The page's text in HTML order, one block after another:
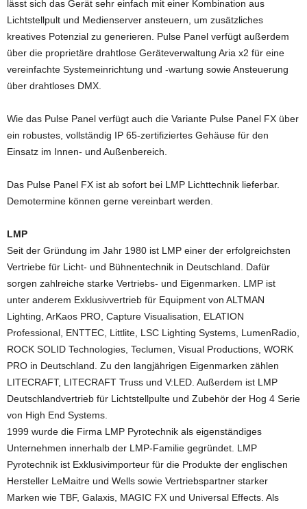
lässt sich das Gerät sehr einfach mit einer Kombination aus
Lichtstellpult und Medienserver ansteuern, um zusätzliches
kreatives Potenzial zu generieren. Pulse Panel verfügt außerdem
über die proprietäre drahtlose Geräteverwaltung Aria x2 für eine
vereinfachte Systemeinrichtung und -wartung sowie Ansteuerung
über drahtloses DMX.
Wie das Pulse Panel verfügt auch die Variante Pulse Panel FX über
ein robustes, vollständig IP 65-zertifiziertes Gehäuse für den
Einsatz im Innen- und Außenbereich.
Das Pulse Panel FX ist ab sofort bei LMP Lichttechnik lieferbar.
Demotermine können gerne vereinbart werden.
LMP
Seit der Gründung im Jahr 1980 ist LMP einer der erfolgreichsten
Vertriebe für Licht- und Bühnentechnik in Deutschland. Dafür
sorgen zahlreiche starke Vertriebs- und Eigenmarken. LMP ist
unter anderem Exklusivvertrieb für Equipment von ALTMAN
Lighting, ArKaos PRO, Capture Visualisation, ELATION
Professional, ENTTEC, Littlite, LSC Lighting Systems, LumenRadio,
ROCK SOLID Technologies, Teclumen, Visual Productions, WORK
PRO in Deutschland. Zu den langjährigen Eigenmarken zählen
LITECRAFT, LITECRAFT Truss und V:LED. Außerdem ist LMP
Deutschlandvertrieb für Lichtstellpulte und Zubehör der Hog 4 Serie
von High End Systems.
1999 wurde die Firma LMP Pyrotechnik als eigenständiges
Unternehmen innerhalb der LMP-Familie gegründet. LMP
Pyrotechnik ist Exklusivimporteur für die Produkte der englischen
Hersteller LeMaitre und Wells sowie Vertriebspartner starker
Marken wie TBF, Galaxis, MAGIC FX und Universal Effects. Als